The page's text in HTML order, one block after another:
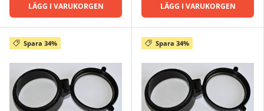
LÄGG I VARUKORGEN LÄGG I VARUKORGEN
Spara 34% Spara 34%